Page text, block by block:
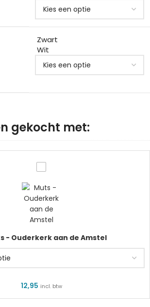
Zwart
Wit
gekocht met:
- Ouderkerk aan de Amstel
12,95 incl. btw